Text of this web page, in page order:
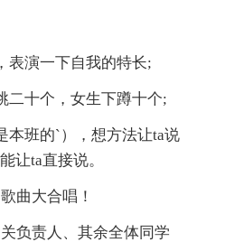
演一下自我的特长;
十个，女生下蹲十个;
班的`），想方法让ta说
让ta直接说。
曲大合唱！
责人、其余全体同学